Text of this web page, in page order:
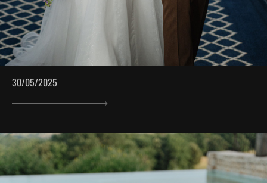
30/05/2025